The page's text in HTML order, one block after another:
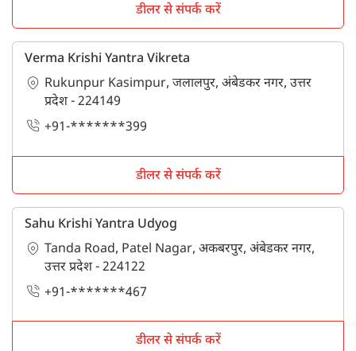
डीलर से संपर्क करें
Verma Krishi Yantra Vikreta
Rukunpur Kasimpur, जलालपुर, अंबेडकर नगर, उत्तर
प्रदेश - 224149
+91-*******399
डीलर से संपर्क करें
Sahu Krishi Yantra Udyog
Tanda Road, Patel Nagar, अकबरपुर, अंबेडकर नगर,
उत्तर प्रदेश - 224122
+91-*******467
डीलर से संपर्क करें